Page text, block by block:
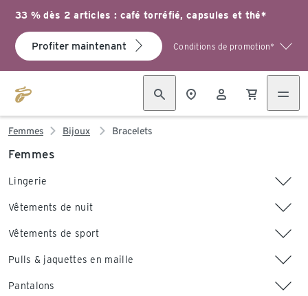
33 % dès 2 articles : café torréfié, capsules et thé*
Profiter maintenant Conditions de promotion*
Femmes Bijoux Bracelets
Femmes
Lingerie
Vêtements de nuit
Vêtements de sport
Pulls & jaquettes en maille
Pantalons